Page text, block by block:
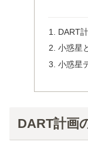
DART
小惑星
小惑星
DART計画